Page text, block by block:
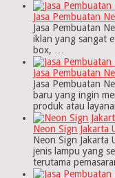
Jasa Pembuatan
Jasa Pembuatan
iklan yang sangat
box, …
Jasa Pembuatan
Jasa Pembuatan
baru yang ingin
produk atau
Neon Sign Jakarta
Neon Sign Jakarta
jenis lampu yang
terutama